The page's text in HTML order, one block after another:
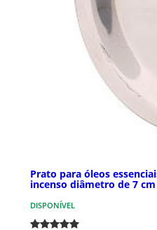
Prato para óleos
incenso diâmetro de 7 cm
DISPONÍVEL